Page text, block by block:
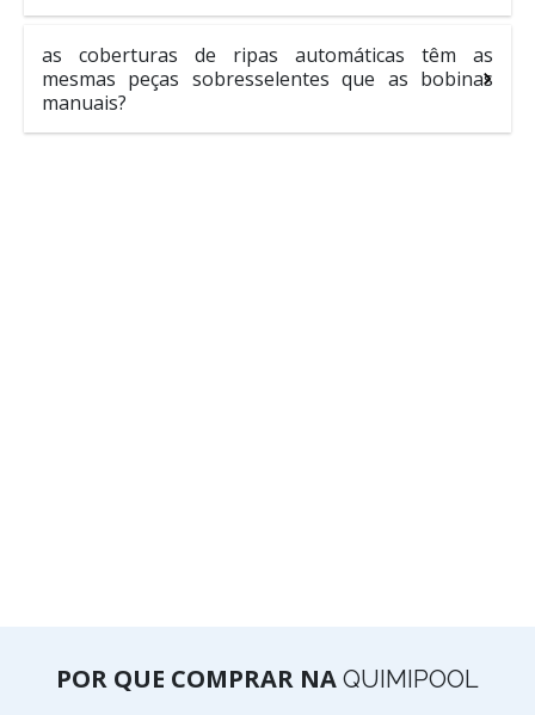
as coberturas de ripas automáticas têm as
mesmas peças sobresselentes que as bobinas
manuais?
POR QUE COMPRAR NA QUIMIPOOL